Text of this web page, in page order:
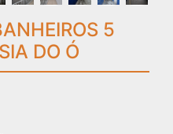
5
DO Ó